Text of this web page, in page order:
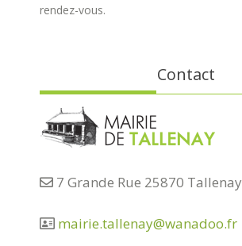
rendez-vous.
Contact
7 Grande Rue 25870 Tallenay
mairie.tallenay@wanadoo.fr